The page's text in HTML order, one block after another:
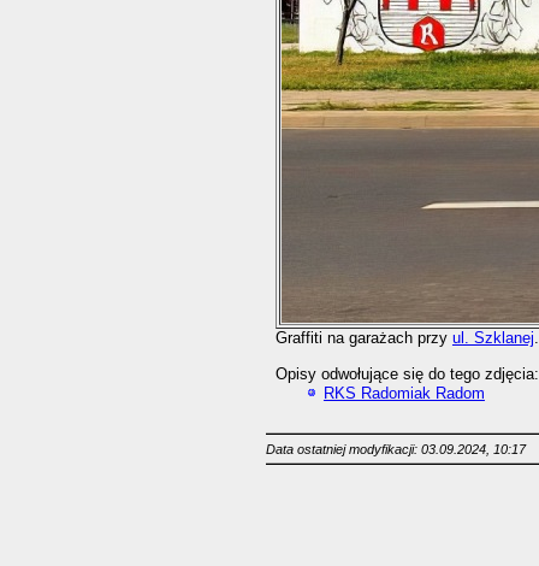
Graffiti na garażach przy ul. Szklanej
Opisy odwołujące się do tego zdjęcia:
RKS Radomiak Radom
Data ostatniej modyfikacji: 03.09.2024, 10:17